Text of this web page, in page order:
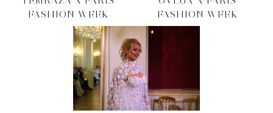
FASHION WEEK
FASHION WEEK